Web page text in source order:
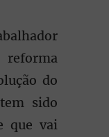
reforma
do
sido
que vai